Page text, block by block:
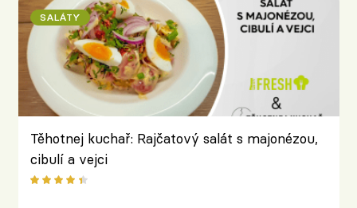
SALÁTY
Těhotnej kuchař: Rajčatový salát s majonézou,
cibulí a vejci